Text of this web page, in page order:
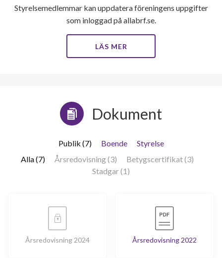
Styrelsemedlemmar kan uppdatera föreningens uppgifter
som inloggad på allabrf.se.
LÄS MER
Dokument
Publik (7) Boende
Styrelse
Alla (7)
Årsredovisning (3)
Betygscertifikat (3)
Stadgar (1)
Årsredovisning 2024 Årsredovisning 2022